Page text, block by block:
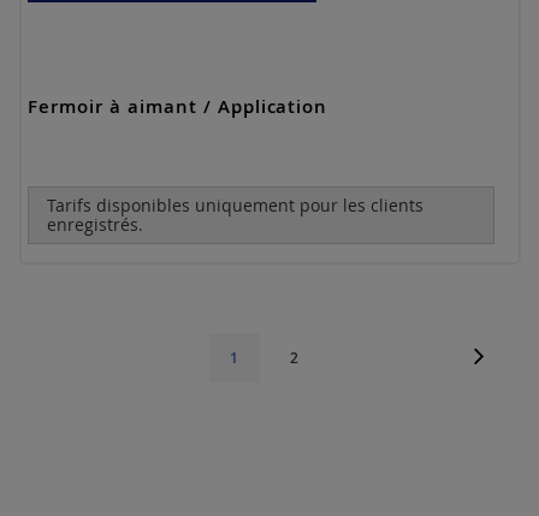
Fermoir à aimant / Application
Tarifs disponibles uniquement pour les clients
enregistrés.
Vous
1 Page
2